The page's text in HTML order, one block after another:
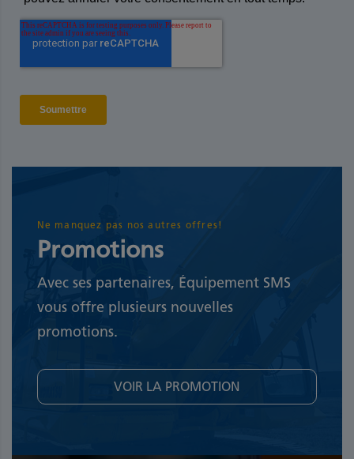
Ne manquez pas nos autres offres!
Promotions
Avec ses partenaires, Équipement SMS
vous offre plusieurs nouvelles
promotions.
VOIR LA PROMOTION